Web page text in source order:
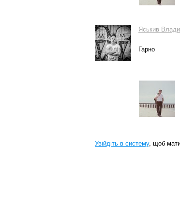
Яськив
Гарно
Увійдіть в систему, щоб мати